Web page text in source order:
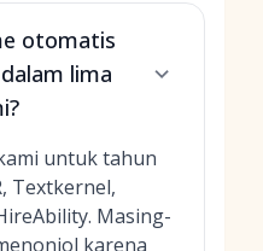
otomatis
lima
untuk tahun
Textkernel,
Masing-
karena